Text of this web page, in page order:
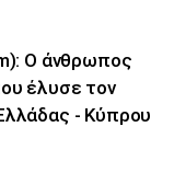
Ο άνθρωπος
έλυσε τον
- Κύπρου